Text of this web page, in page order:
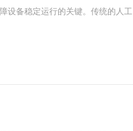
设备稳定运行的关键。传统的人工
能表